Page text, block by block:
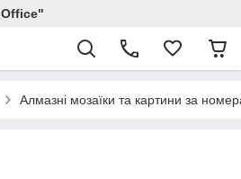
Office"
Алмазні мозаїки та картини за